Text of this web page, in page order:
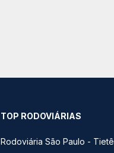
TOP RODOVIÁRIAS
Rodoviária São Paulo - Tietê